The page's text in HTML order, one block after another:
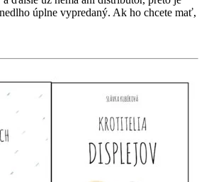
úplne vypredaný. Ak ho chcete mať,